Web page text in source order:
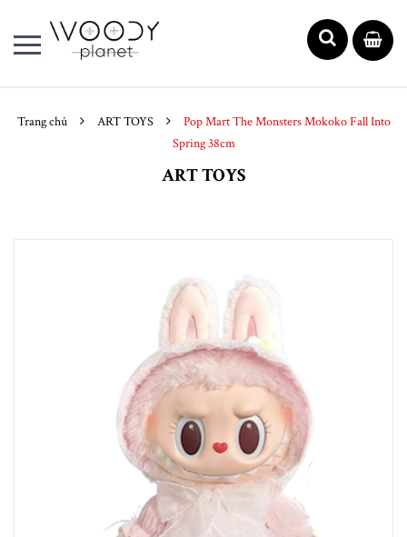
Trang chủ ART TOYS
Pop Mart The Monsters Mokoko Fall Into
Spring 38cm
ART TOYS